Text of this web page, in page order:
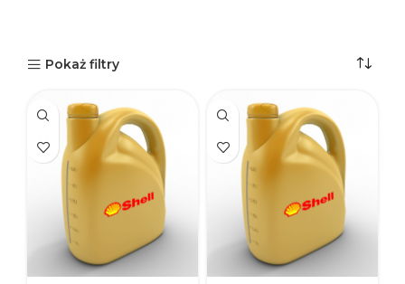
Pokaż filtry